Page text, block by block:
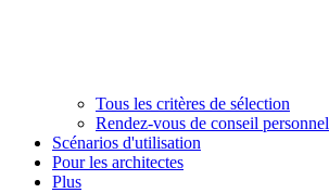
Tous les critères de sélection
Rendez-vous de conseil personnel
Scénarios d'utilisation
Pour les architectes
Plus